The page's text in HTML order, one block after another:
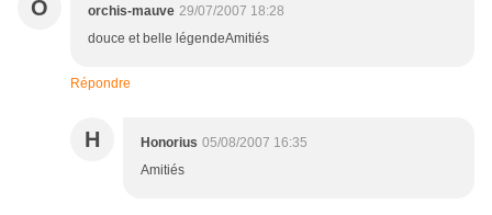
O orchis-mauve 29/07/2007 18:28
douce et belle légendeAmitiés
Répondre
H Honorius 05/08/2007 16:35
Amitiés